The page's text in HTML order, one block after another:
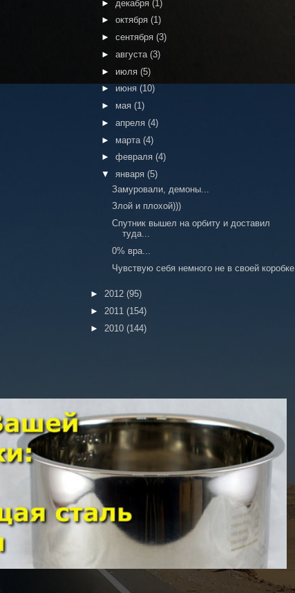
► декабря (1)
► октября (1)
► сентября (3)
► августа (3)
► июля (5)
► июня (10)
► мая (1)
► апреля (4)
► марта (4)
► февраля (4)
▼ января (5)
Замуровали, демоны...
Злой и плохой)))
Спутник вышел на орбиту и доставил
туда...
0% вра...
Чувствую себя немного не в своей коробке
► 2012 (95)
► 2011 (154)
► 2010 (144)